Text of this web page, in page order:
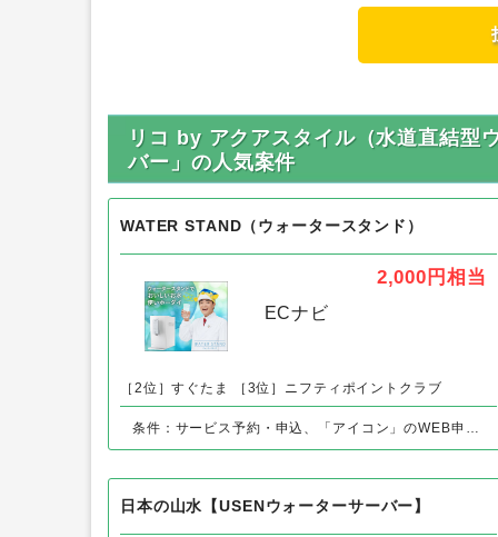
リコ by アクアスタイル（水道直結型
バー」の人気案件
WATER STAND（ウォータースタンド）
2,000円 相当
ECナビ
［2位］すぐたま ［3位］ニフティポイントクラブ
条件：サービス予約・申込、「アイコン」のWEB申込後、60日以内の設置完了で
日本の山水【USENウォーターサーバー】